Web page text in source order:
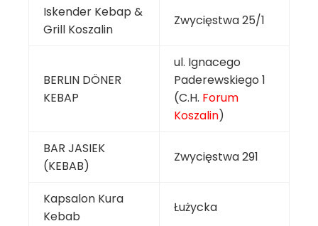
Iskender Kebap &
Grill Koszalin
Zwycięstwa 25/1
BERLIN DÖNER
KEBAP
ul. Ignacego
Paderewskiego 1
(C.H. Forum
Koszalin)
BAR JASIEK
(KEBAB)
Zwycięstwa 291
Kapsalon Kura
Kebab
Łużycka